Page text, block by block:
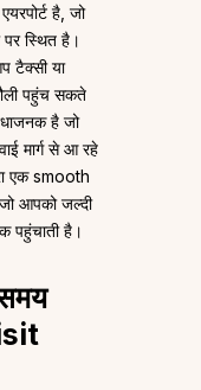
है, जो
स्थित है।
टैक्सी या
पहुंच सकते
है जो
मार्ग से आ रहे
एक smooth
आपको जल्दी
पहुंचाती है।